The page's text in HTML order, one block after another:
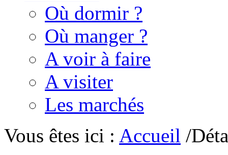
Où dormir ?
Où manger ?
A voir à faire
A visiter
Les marchés
Vous êtes ici : Accueil /